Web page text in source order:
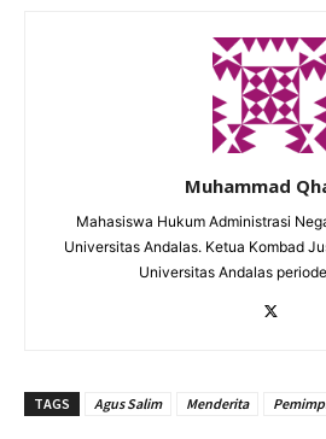
Muhammad
Mahasiswa Hukum Administrasi
Universitas Andalas. Ketua Kombad
Universitas Andalas
TAGS Agus Salim Menderita